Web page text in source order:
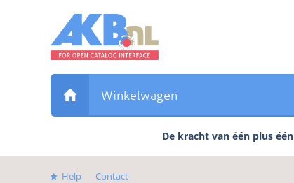
Direct
het
hoofdmenu
Winkelwagen
De kracht van één plus één
Help Contact